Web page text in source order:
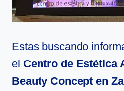
Estas buscando
el Centro de Estética
Beauty Concept en